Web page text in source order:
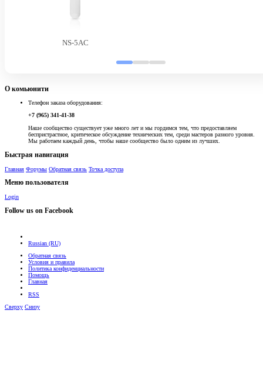
NS-5AC
О комьюнити
Телефон заказа оборудования:
+7 (965) 341-41-38
Наше сообщество существует уже много лет и мы гордимся тем, что предоставляем
беспристрастное, критическое обсуждение технических тем, среди мастеров разного уровня.
Мы работаем каждый день, чтобы наше сообщество было одним из лучших.
Быстрая навигация
Главная Форумы Обратная связь Точка доступа
Меню пользователя
Login
Follow us on Facebook
Russian (RU)
Обратная связь
Условия и правила
Политика конфиденциальности
Помощь
Главная
RSS
Сверху Снизу